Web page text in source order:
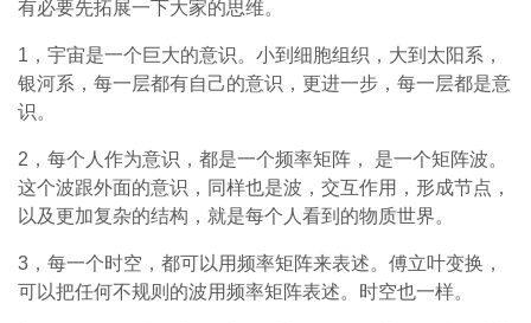
有必要先拓展一下大家的思维。
1，宇宙是一个巨大的意识。小到细胞组织，大到太阳系，
银河系，每一层都有自己的意识，更进一步，每一层都是意
识。
2，每个人作为意识，都是一个频率矩阵， 是一个矩阵波。
这个波跟外面的意识，同样也是波，交互作用，形成节点，
以及更加复杂的结构，就是每个人看到的物质世界。
3，每一个时空，都可以用频率矩阵来表述。傅立叶变换，
可以把任何不规则的波用频率矩阵表述。时空也一样。